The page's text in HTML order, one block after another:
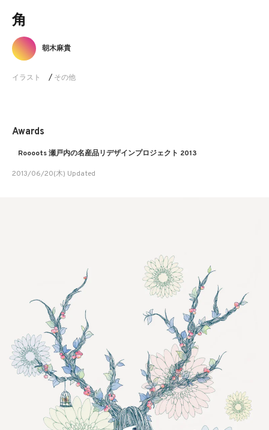
角
イラスト / その他
朝木麻貴
Awards
Roooots 瀬戸内の名産品リデザインプロジェクト 2013
2013/06/20(木) Updated